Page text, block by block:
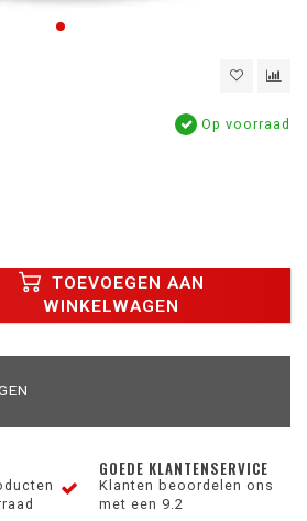
Op voorraad
TOEVOEGEN AAN
WINKELWAGEN
GOEDE KLANTENSERVICE
Klanten beoordelen ons
met een 9.2